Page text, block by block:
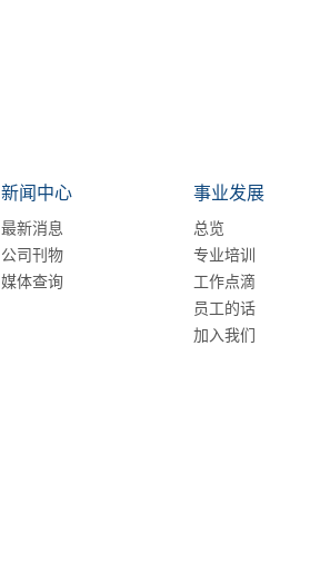
新闻中心
最新消息
公司刊物
媒体查询
事业发展
总览
专业培训
工作点滴
员工的话
加入我们